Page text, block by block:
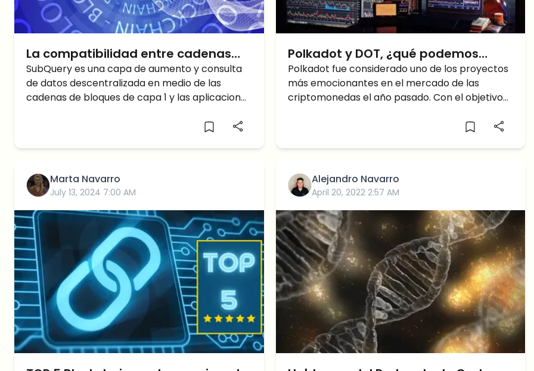
La compatibilidad entre cadenas
para los Desarrolladores: SubQuery
SubQuery es una capa de aumento y consulta
de datos descentralizada en medio de las
cadenas de bloques de capa 1 y las aplicaciones
Polkadot y DOT, ¿qué podemos
esperar?
Polkadot fue considerado uno de los proyectos
más emocionantes en el mercado de las
criptomonedas el año pasado. Con el objetivo
en 2021 dio esperanzas para mejorar la
Marta Navarro
July 13, 2024 7:00 AM
Alejandro Navarro
April 20, 2022 2:57 AM